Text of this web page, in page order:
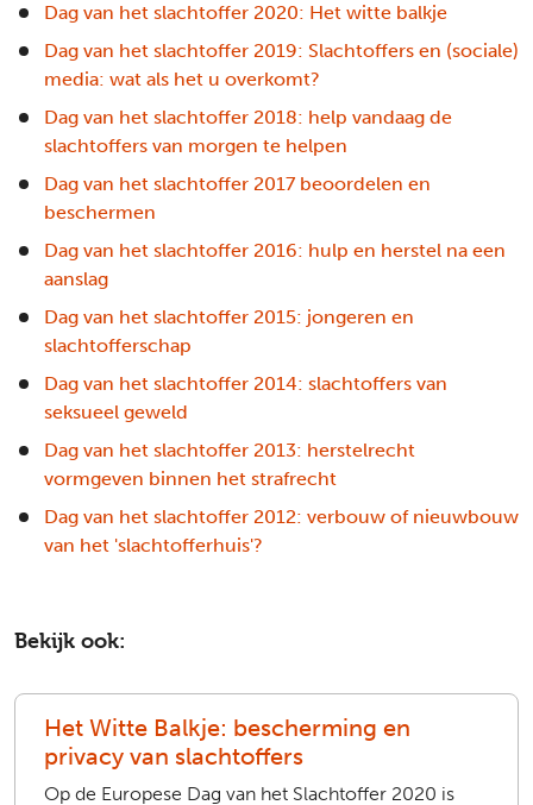
Dag van het slachtoffer 2020: Het witte balkje
Dag van het slachtoffer 2019: Slachtoffers en (sociale)
media: wat als het u overkomt?
Dag van het slachtoffer 2018: help vandaag de
slachtoffers van morgen te helpen
Dag van het slachtoffer 2017 beoordelen en
beschermen
Dag van het slachtoffer 2016: hulp en herstel na een
aanslag
Dag van het slachtoffer 2015: jongeren en
slachtofferschap
Dag van het slachtoffer 2014: slachtoffers van
seksueel geweld
Dag van het slachtoffer 2013: herstelrecht
vormgeven binnen het strafrecht
Dag van het slachtoffer 2012: verbouw of nieuwbouw
van het 'slachtofferhuis'?
Bekijk ook:
Het Witte Balkje: bescherming en
privacy van slachtoffers
Op de Europese Dag van het Slachtoffer 2020 is